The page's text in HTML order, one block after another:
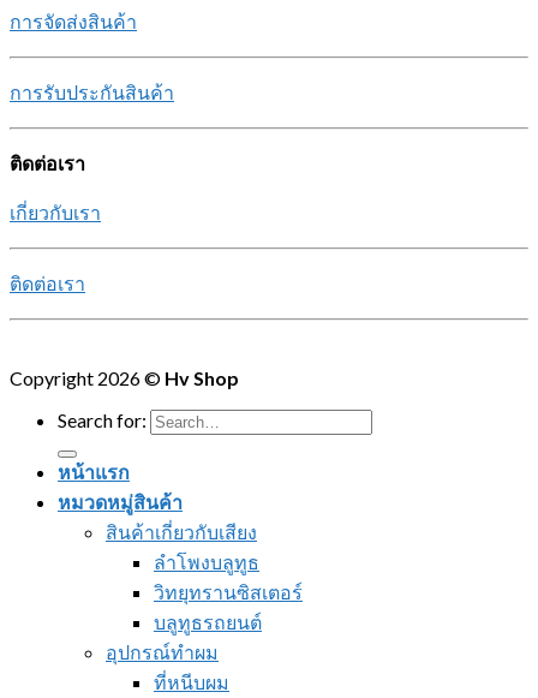
การจัดส่งสินค้า
การรับประกันสินค้า
ติดต่อเรา
เกี่ยวกับเรา
ติดต่อเรา
Copyright 2026 © Hv Shop
Search for:
หน้าแรก
หมวดหมู่สินค้า
สินค้าเกี่ยวกับเสียง
ลำโพงบลูทูธ
วิทยุทรานซิสเตอร์
บลูทูธรถยนต์
อุปกรณ์ทำผม
ที่หนีบผม